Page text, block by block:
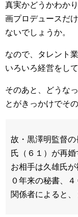
真実かどうかわか
画プロデュースだ
ないでしょうか。
なので、タレント
いろいろ経営をし
そのあと、どうな
とがきっかけでそ
故・黒澤明監督
氏（６１）が再婚
お相手は久雄氏
０年来の秘書、４
関係者によると、